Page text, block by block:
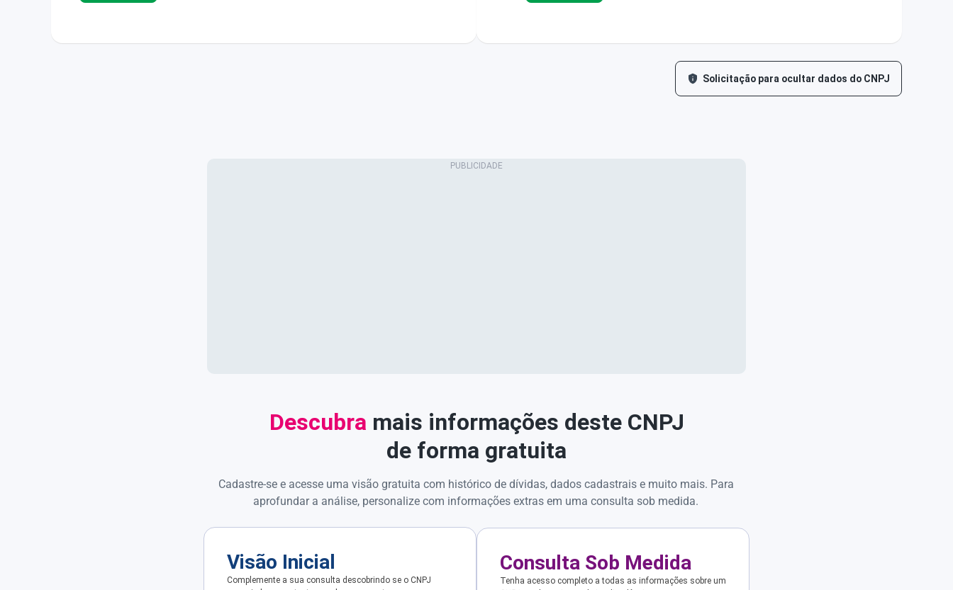
Solicitação para ocultar dados do CNPJ
Descubra mais informações deste CNPJ
de forma gratuita
Cadastre-se e acesse uma visão gratuita com histórico de dívidas, dados cadastrais e muito mais. Para
aprofundar a análise, personalize com informações extras em uma consulta sob medida.
Visão Inicial
Complemente a sua consulta descobrindo se o CNPJ
Consulta Sob Medida
Tenha acesso completo a todas as informações sobre um